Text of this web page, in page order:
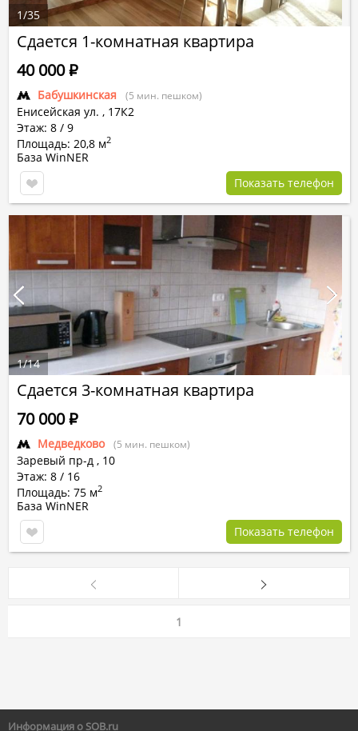
Сдается 1-комнатная квартира
Бабушкинская (5 мин. пешком)
Енисейская ул. , 17К2
Этаж: 8 / 9
Площадь: 20,8 м2
40 000Р
База WinNER
Показать телефон
1/35
Сдается 3-комнатная квартира
Медведково (5 мин. пешком)
Заревый пр-д , 10
Этаж: 8 / 16
Площадь: 75 м2
70 000Р
База WinNER
Показать телефон
1/14
1
Информация о SOB.ru